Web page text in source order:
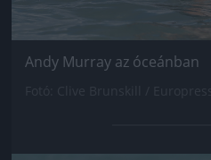
Andy Murray az óceánban